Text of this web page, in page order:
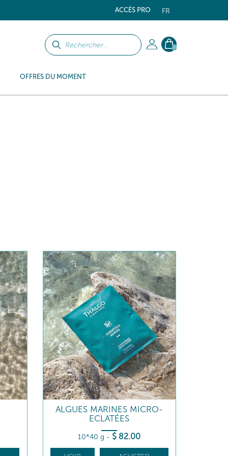
FR
ACCÈS PRO
0
OFFRES DU MOMENT
ALGUES MARINES MICRO-
ECLATÉES
10*40 g - $ 82.00